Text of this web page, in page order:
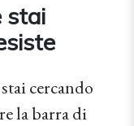
stai
cercando
la barra di